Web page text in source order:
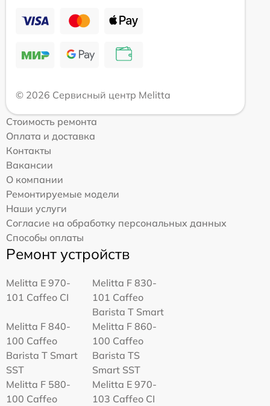
© 2026 Сервисный центр Melitta
Стоимость ремонта
Оплата и доставка
Контакты
Вакансии
О компании
Ремонтируемые модели
Наши услуги
Согласие на обработку персональных данных
Способы оплаты
Ремонт устройств
Melitta Е 970-
101 Caffeo CI
Melitta F 830-
101 Caffeo
Barista T Smart
Melitta F 840-
100 Caffeo
Barista T Smart
SST
Melitta F 860-
100 Caffeo
Barista TS
Smart SST
Melitta F 580-
100 Caffeo
Melitta Е 970-
103 Caffeo CI